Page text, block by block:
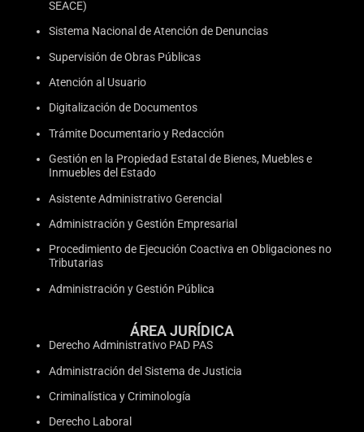
SEACE)
Sistema Nacional de Atención de Denuncias
Supervisión de Obras Públicas
Atención al Usuario
Digitalización de Documentos
Trámite Documentario y Redacción
Gestión en la Propiedad Estatal de Bienes, Muebles e
Inmuebles del Estado
Asistente Administrativo Gerencial
Administración y Gestión Empresarial
Procedimiento de Ejecución Coactiva en Obligaciones no
Tributarias
Administración y Gestión Pública
ÁREA JURÍDICA
Derecho Administrativo PAD PAS
Administración del Sistema de Justicia
Criminalística y Criminología
Derecho Laboral